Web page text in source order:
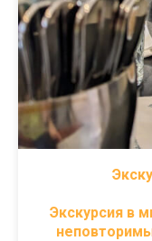
Экскурсия в